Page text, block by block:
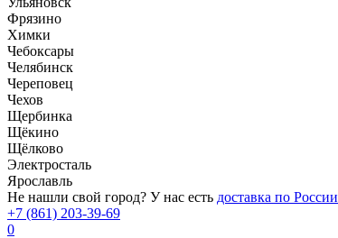
Фрязино
Химки
Чебоксары
Челябинск
Череповец
Чехов
Щербинка
Щёкино
Щёлково
Электросталь
Ярославль
Не нашли свой город? У нас есть доставка по России
+7 (861) 203-39-69
0